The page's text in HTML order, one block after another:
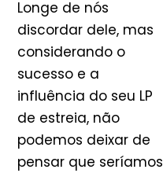
Longe de nós
discordar dele, mas
considerando o
sucesso e a
influência do seu LP
de estreia, não
podemos deixar de
pensar que seríamos